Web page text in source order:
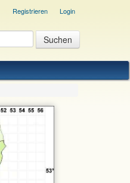
Registrieren Login